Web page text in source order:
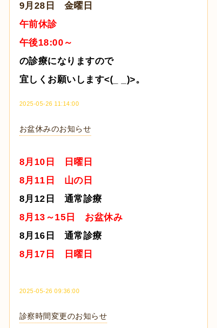
9月28日 金曜日
午前休診
午後18:00～
の診療になりますので
宜しくお願いします<(_ _)>。
2025-05-26 11:14:00
お盆休みのお知らせ
8月10日 日曜日
8月11日 山の日
8月12日 通常診療
8月13～15日 お盆休み
8月16日 通常診療
8月17日 日曜日
2025-05-26 09:36:00
診察時間変更のお知らせ